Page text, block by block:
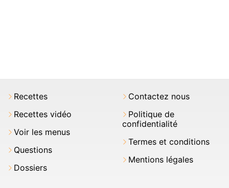
Recettes
Recettes vidéo
Voir les menus
Questions
Dossiers
Contactez nous
Politique de
confidentialité
Termes et conditions
Mentions légales